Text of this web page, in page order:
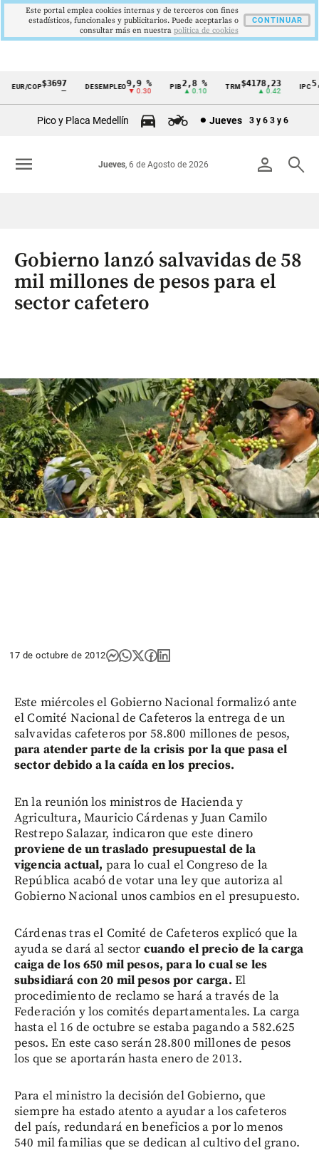
Cintillo
Colombia
EUR/COP$3697 DESEMPLEO 9,9 %
▼ 0.30
PIB2,8 %
▲ 0.10
TRM$4178,23
▲ 0.42 ▼
Pico y Placa Medellín Jueves 3 y 6 3 y 6
person search
Jueves, 6 de Agosto de 2026
menu
Gobierno lanzó salvavidas de 58
mil millones de pesos para el
sector cafetero
17 de octubre de 2012
Este miércoles el Gobierno Nacional formalizó ante
el Comité Nacional de Cafeteros la entrega de un
salvavidas cafeteros por 58.800 millones de pesos,
para atender parte de la crisis por la que pasa el
sector debido a la caída en los precios.
En la reunión los ministros de Hacienda y
Agricultura, Mauricio Cárdenas y Juan Camilo
Restrepo Salazar, indicaron que este dinero
proviene de un traslado presupuestal de la
vigencia actual, para lo cual el Congreso de la
República acabó de votar una ley que autoriza al
Gobierno Nacional unos cambios en el presupuesto.
Cárdenas tras el Comité de Cafeteros explicó que la
ayuda se dará al sector cuando el precio de la carga
caiga de los 650 mil pesos, para lo cual se les
subsidiará con 20 mil pesos por carga. El
procedimiento de reclamo se hará a través de la
Federación y los comités departamentales. La carga
hasta el 16 de octubre se estaba pagando a 582.625
pesos. En este caso serán 28.800 millones de pesos
los que se aportarán hasta enero de 2013.
Para el ministro la decisión del Gobierno, que
siempre ha estado atento a ayudar a los cafeteros
del país, redundará en beneficios a por lo menos
540 mil familias que se dedican al cultivo del grano.
Este portal emplea cookies internas y de terceros con fines
estadísticos, funcionales y publicitarios. Puede aceptarlas o
consultar más en nuestra politica de cookies
CONTINUAR